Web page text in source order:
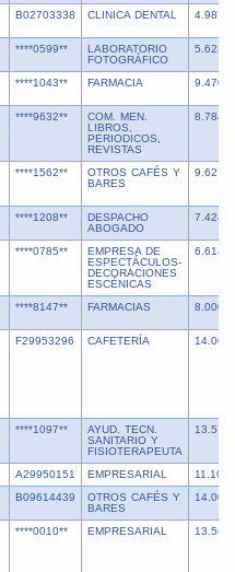
B02703338 CLINICA DENTAL
****0599**
LABORATORIO
FOTOGRÁFICO
****1043** FARMACIA
****9632**
COM. MEN.
LIBROS,
PERIODICOS,
REVISTAS
****1562**
OTROS CAFÉS Y
BARES
****1208**
DESPACHO
ABOGADO
****0785**
EMPRESA DE
ESPECTÁCULOS-
DECORACIONES
ESCÉNICAS
****8147** FARMACIAS
F29953296 CAFETERÍA
****1097**
AYUD. TECN.
SANITARIO Y
FISIOTERAPEUTA
A29950151 EMPRESARIAL
B09614439
OTROS CAFÉS Y
BARES
****0010** EMPRESARIAL